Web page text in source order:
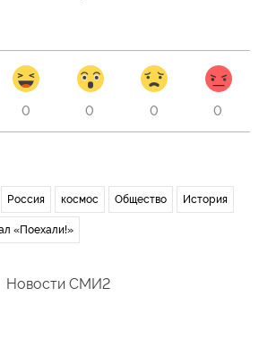
0 0 0 0
Россия космос Общество История
«Поехали!»
Новости СМИ2